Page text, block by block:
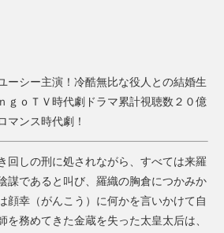
ーシー主演！冷酷無比な役人との結婚生
ｇｏＴＶ時代劇ドラマ累計視聴数２０億
マンス時代劇！
回しの刑に処されながら、すべては来羅
謀であると叫び、羅織の胸倉につかみか
顔幸（がんこう）に何かを言いかけて自
を務めてきた金蔵を失った太皇太后は、